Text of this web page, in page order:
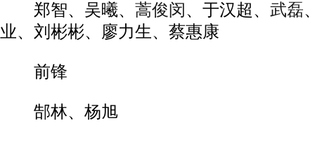
郑智、吴曦、 蒿俊闵、于汉超、 武磊
业、刘彬彬、廖力生、蔡惠康
前锋
郜林、杨旭